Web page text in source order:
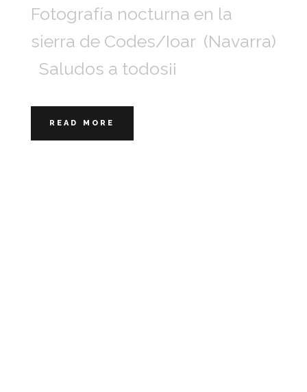
Fotografía nocturna en la
sierra de Codes/Ioar (Navarra)
Saludos a todos¡¡
READ MORE